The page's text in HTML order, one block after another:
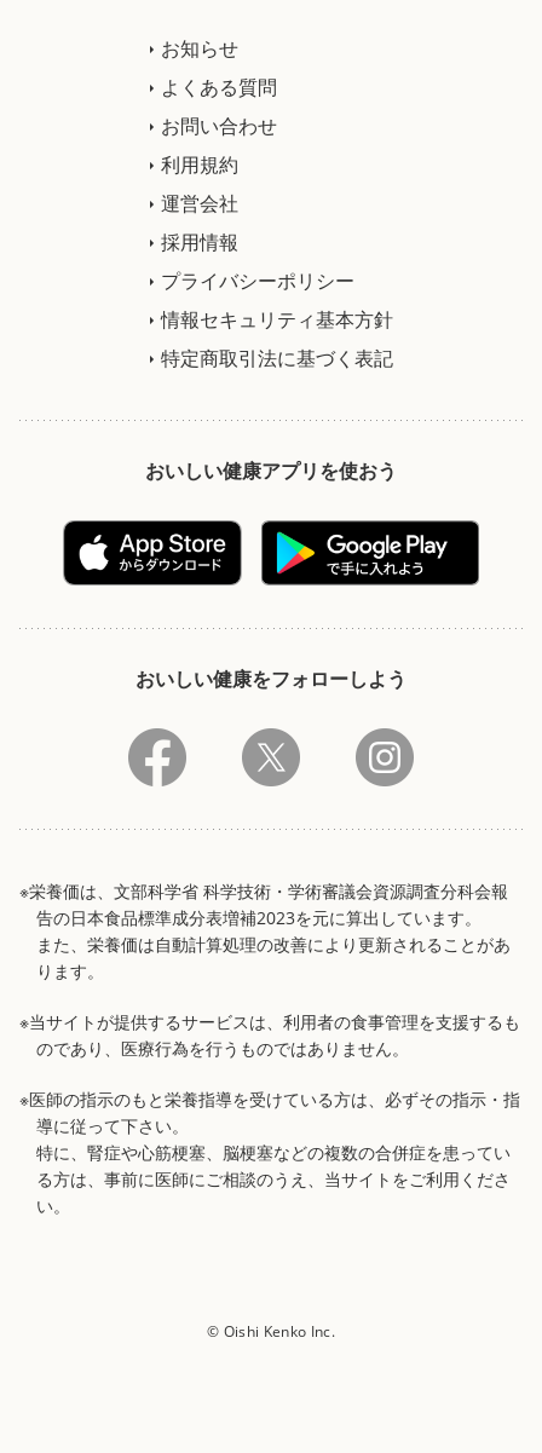
お知らせ
よくある質問
お問い合わせ
利用規約
運営会社
採用情報
プライバシーポリシー
情報セキュリティ基本方針
特定商取引法に基づく表記
おいしい健康アプリを使おう
おいしい健康をフォローしよう
※栄養価は、文部科学省 科学技術・学術審議会資源調査分科会報
告の日本食品標準成分表増補2023を元に算出しています。
また、栄養価は自動計算処理の改善により更新されることがあ
ります。
※当サイトが提供するサービスは、利用者の食事管理を支援するも
のであり、医療行為を行うものではありません。
※医師の指示のもと栄養指導を受けている方は、必ずその指示・指
導に従って下さい。
特に、腎症や心筋梗塞、脳梗塞などの複数の合併症を患ってい
る方は、事前に医師にご相談のうえ、当サイトをご利用くださ
い。
© Oishi Kenko Inc.